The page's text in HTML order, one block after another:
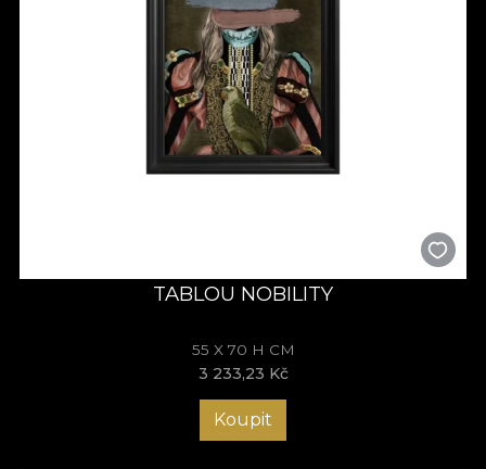
TABLOU NOBILITY
55 X 70 H CM
3 233,23 Kč
Koupit